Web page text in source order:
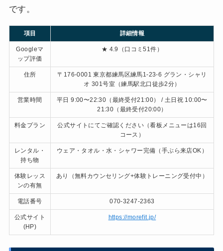
です。
項目 詳細情報
Googleマ
ップ評価
★ 4.9（口コミ51件）
住所
〒176-0001 東京都練馬区練馬1-23-6 グラン・シャリ
オ 301号室（練馬駅北口徒歩2分）
営業時間
平日 9:00〜22:30（最終受付21:00） / 土日祝 10:00〜
21:30（最終受付20:00）
料金プラン
公式サイトにてご確認ください（看板メニューは16回
コース）
レンタル・
持ち物
ウェア・タオル・水・シャワー完備（手ぶら来店OK）
体験レッス
ンの有無
あり（無料カウンセリング+体験トレーニング受付中）
電話番号 070-3247-2363
公式サイト
(HP)
https://morefit.jp/